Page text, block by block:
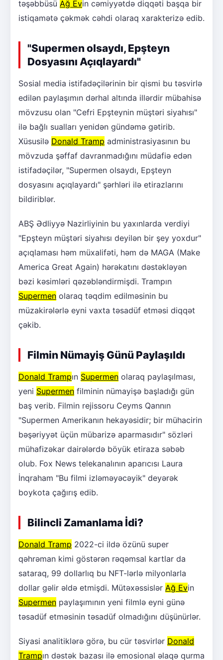
təşəbbüsü Ağ Evin cəmiyyətdə diqqəti başqa bir
istiqamətə çəkmək cəhdi olaraq xarakterizə edib.
"Supermen olsaydı, Epşteyn
Dosyasını Açıqlayardı"
Sosial media istifadəçilərinin bir qismi bu təsvirlə
edilən paylaşımın dərhal altında illərdir mübahisə
mövzusu olan "Cefri Epşteynin müştəri siyahısı"
ilə bağlı sualları yenidən gündəmə gətirib.
Xüsusilə Donald Tramp administrasiyasının bu
mövzuda şəffaf davranmadığını müdafiə edən
istifadəçilər, "Supermen olsaydı, Epşteyn
dosyasını açıqlayardı" şərhləri ilə etirazlarını
bildiriblər.
ABŞ Ədliyyə Nazirliyinin bu yaxınlarda verdiyi
"Epşteyn müştəri siyahısı deyilən bir şey yoxdur"
açıqlaması həm müxalifəti, həm də MAGA (Make
America Great Again) hərəkatını dəstəkləyən
bəzi kəsimləri qəzəbləndirmişdi. Trampın
Supermen olaraq təqdim edilməsinin bu
müzakirələrlə eyni vaxta təsadüf etməsi diqqət
çəkib.
Filmin Nümayiş Günü Paylaşıldı
Donald Trampın Supermen olaraq paylaşılması,
yeni Supermen filminin nümayişə başladığı gün
baş verib. Filmin rejissoru Ceyms Qannın
"Supermen Amerikanın hekayəsidir; bir mühacirin
bəşəriyyət üçün mübarizə aparmasıdır" sözləri
mühafizəkar dairələrdə böyük etiraza səbəb
olub. Fox News telekanalının aparıcısı Laura
İnqraham "Bu filmi izləməyəcəyik" deyərək
boykota çağırış edib.
Bilincli Zamanlama İdi?
Donald Tramp 2022-ci ildə özünü super
qəhrəman kimi göstərən rəqəmsal kartlar da
sataraq, 99 dollarlıq bu NFT-lərlə milyonlarla
dollar gəlir əldə etmişdi. Mütəxəssislər Ağ Evin
Supermen paylaşımının yeni filmlə eyni günə
təsadüf etməsinin təsadüf olmadığını düşünürlər.
Siyasi analitiklərə görə, bu cür təsvirlər Donald
Trampın dəstək bazası ilə emosional əlaqə qurma